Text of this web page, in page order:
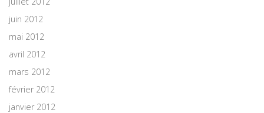
juin 2012
mai 2012
avril 2012
mars 2012
février 2012
janvier 2012